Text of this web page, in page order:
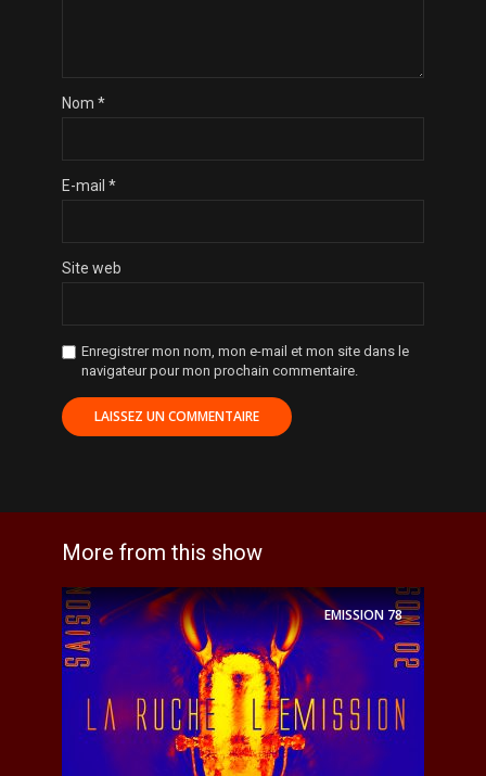
Nom *
E-mail *
Site web
Enregistrer mon nom, mon e-mail et mon site dans le
navigateur pour mon prochain commentaire.
More from this show
EMISSION78